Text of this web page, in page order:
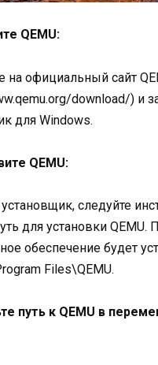
QEMU:
на официальный сайт
download/) и
для Windows.
QEMU:
установщик, следуйте
для установки
обеспечение будет
Files\QEMU.
путь к QEMU в